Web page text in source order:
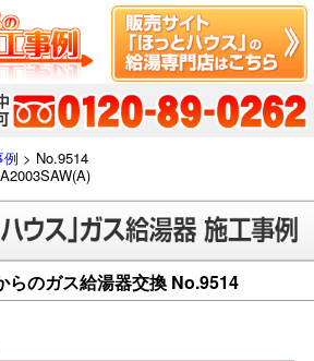
例 > No.9514
らのガス給湯器交換 No.9514